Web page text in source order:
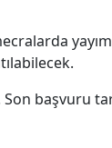
başvuru